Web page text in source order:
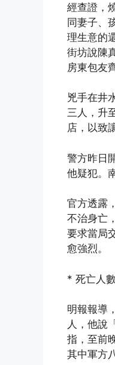
經查證，
同妻子、
理生意的
街坊說陳
房東包友
兇手在井
三人，升
店，以致
警方昨日
他疑犯。
官方透露
不治身亡
要求當局
愈強烈。
* 死亡人數
明報報導
人，他說
指，至前
其中軍方